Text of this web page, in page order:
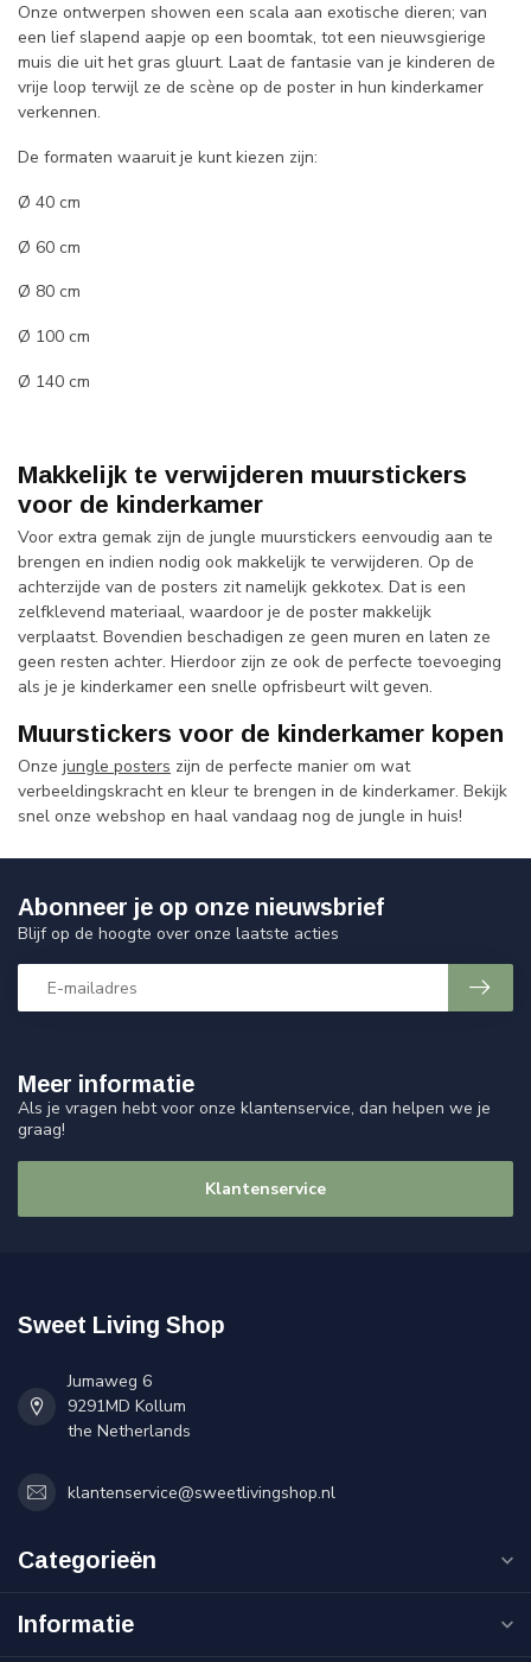
Onze ontwerpen showen een scala aan exotische dieren; van
een lief slapend aapje op een boomtak, tot een nieuwsgierige
muis die uit het gras gluurt. Laat de fantasie van je kinderen de
vrije loop terwijl ze de scène op de poster in hun kinderkamer
verkennen.
De formaten waaruit je kunt kiezen zijn:
Ø 40 cm
Ø 60 cm
Ø 80 cm
Ø 100 cm
Ø 140 cm
Makkelijk te verwijderen muurstickers
voor de kinderkamer
Voor extra gemak zijn de jungle muurstickers eenvoudig aan te
brengen en indien nodig ook makkelijk te verwijderen. Op de
achterzijde van de posters zit namelijk gekkotex. Dat is een
zelfklevend materiaal, waardoor je de poster makkelijk
verplaatst. Bovendien beschadigen ze geen muren en laten ze
geen resten achter. Hierdoor zijn ze ook de perfecte toevoeging
als je je kinderkamer een snelle opfrisbeurt wilt geven.
Muurstickers voor de kinderkamer kopen
Onze jungle posters zijn de perfecte manier om wat
verbeeldingskracht en kleur te brengen in de kinderkamer. Bekijk
snel onze webshop en haal vandaag nog de jungle in huis!
Meer informatie
Als je vragen hebt voor onze klantenservice, dan helpen we je
graag!
Klantenservice
Abonneer je op onze nieuwsbrief
Blijf op de hoogte over onze laatste acties
Sweet Living Shop
Jumaweg 6
9291MD Kollum
the Netherlands
klantenservice@sweetlivingshop.nl
Categorieën
Informatie